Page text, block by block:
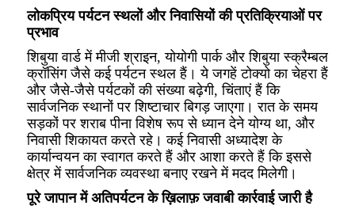
लोकप्रिय पर्यटन स्थलों और निवासियों की प्रतिक्रियाओं पर
प्रभाव
शिबुया वार्ड में मीजी श्राइन, योयोगी पार्क और शिबुया स्क्रैम्बल
क्रॉसिंग जैसे कई पर्यटन स्थल हैं। ये जगहें टोक्यो का चेहरा हैं
और जैसे-जैसे पर्यटकों की संख्या बढ़ेगी, चिंताएं हैं कि
सार्वजनिक स्थानों पर शिष्टाचार बिगड़ जाएगा। रात के समय
सड़कों पर शराब पीना विशेष रूप से ध्यान देने योग्य था, और
निवासी शिकायत करते रहे। कई निवासी अध्यादेश के
कार्यान्वयन का स्वागत करते हैं और आशा करते हैं कि इससे
क्षेत्र में सार्वजनिक व्यवस्था बनाए रखने में मदद मिलेगी।
पूरे जापान में अतिपर्यटन के ख़िलाफ़ जवाबी कार्रवाई जारी है